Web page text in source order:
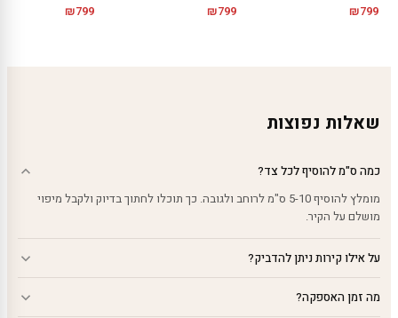
₪799
₪799
₪799
שאלות נפוצות
כמה ס"מ להוסיף לכל צד?
מומלץ להוסיף 5-10 ס"מ לרוחב ולגובה. כך תוכלו לחתוך בדיוק ולקבל מיפוי
מושלם על הקיר.
על אילו קירות ניתן להדביק?
מה זמן האספקה?